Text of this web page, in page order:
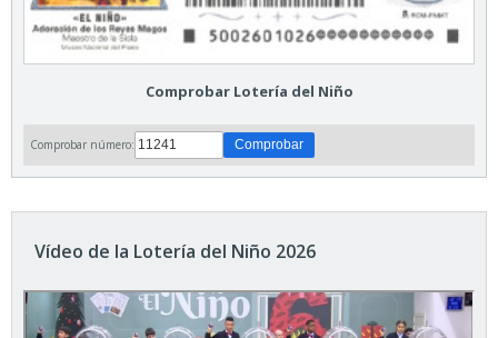
Comprobar Lotería del Niño
Comprobar número:
Vídeo de la Lotería del Niño 2026